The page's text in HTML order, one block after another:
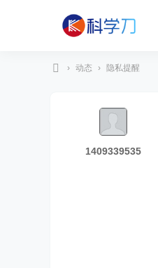
› 动态 › 隐私提醒
1409339535